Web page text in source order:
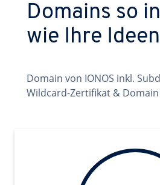
Domains so
wie Ihre
Domain von IONOS inkl.
Wildcard-Zertifikat & Domain